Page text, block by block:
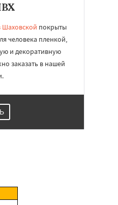
Шаховской покрыты
человека пленкой,
и декоративную
заказать в нашей